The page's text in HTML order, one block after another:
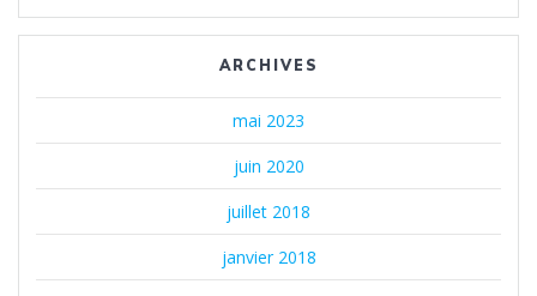
ARCHIVES
mai 2023
juin 2020
juillet 2018
janvier 2018